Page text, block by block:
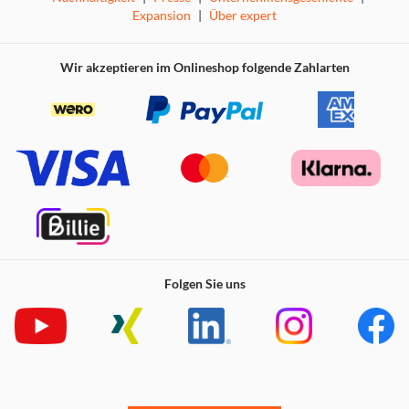
Expansion | Über expert
Wir akzeptieren im Onlineshop folgende Zahlarten
Folgen Sie uns